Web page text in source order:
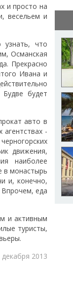
и просто на
весельем и
узнать, что
Османская
Прекрасно
Ивана и
Будве будет
авто в
-
движения,
наиболее
в монастырь
и, конечно,
еда
и активным
туристы,
декабря 2013